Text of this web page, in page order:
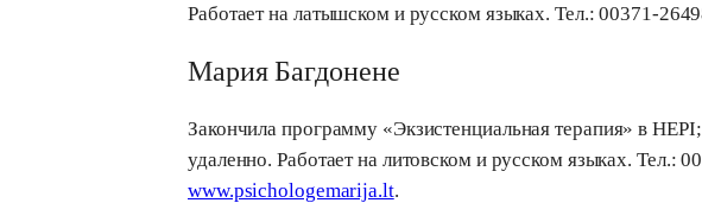
Работает на латышском и русском языках. Teл.: 00371-
Мария Багдонене
Закончила программу «Экзистенциальная терапия» в
удаленно. Работает на литовском и русском языках. Teл.:
www.psichologemarija.lt.